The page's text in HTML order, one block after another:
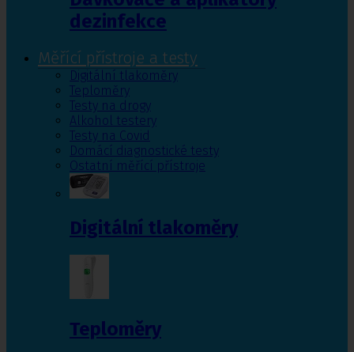
dezinfekce
Měřící přístroje a testy
Digitální tlakoměry
Teploměry
Testy na drogy
Alkohol testery
Testy na Covid
Domácí diagnostické testy
Ostatní měřící přístroje
Digitální tlakoměry
Teploměry